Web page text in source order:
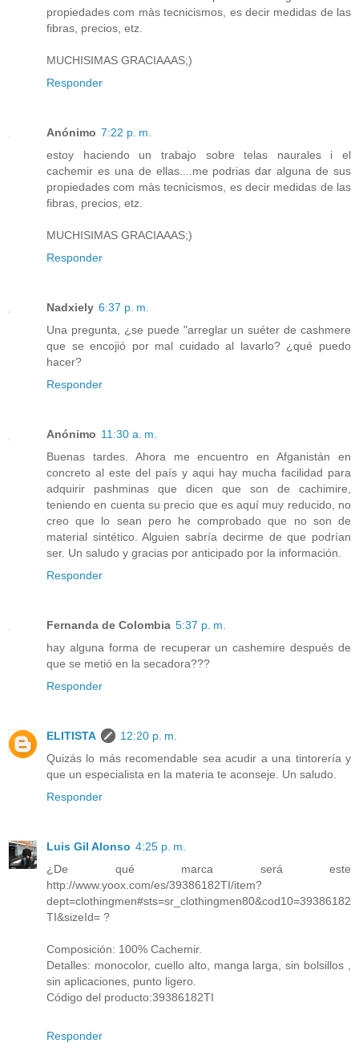
propiedades com màs tecnicismos, es decir medidas de las
fibras, precios, etz.
MUCHISIMAS GRACIAAAS;)
Responder
Anónimo 7:22 p. m.
estoy haciendo un trabajo sobre telas naurales i el
cachemir es una de ellas....me podrias dar alguna de sus
propiedades com màs tecnicismos, es decir medidas de las
fibras, precios, etz.
MUCHISIMAS GRACIAAAS;)
Responder
Nadxiely 6:37 p. m.
Una pregunta, ¿se puede "arreglar un suéter de cashmere
que se encojió por mal cuidado al lavarlo? ¿qué puedo
hacer?
Responder
Anónimo 11:30 a. m.
Buenas tardes. Ahora me encuentro en Afganistán en
concreto al este del país y aqui hay mucha facilidad para
adquirir pashminas que dicen que son de cachimire,
teniendo en cuenta su precio que es aquí muy reducido, no
creo que lo sean pero he comprobado que no son de
material sintético. Alguien sabría decirme de que podrían
ser. Un saludo y gracias por anticipado por la información.
Responder
Fernanda de Colombia 5:37 p. m.
hay alguna forma de recuperar un cashemire después de
que se metió en la secadora???
Responder
ELITISTA
12:20 p. m.
Quizás lo más recomendable sea acudir a una tintorería y
que un especialista en la materia te aconseje. Un saludo.
Responder
Luis Gil Alonso 4:25 p. m.
¿De qué marca será este
http://www.yoox.com/es/39386182TI/item?
dept=clothingmen#sts=sr_clothingmen80&cod10=39386182
TI&sizeId= ?
Composición: 100% Cachemir.
Detalles: monocolor, cuello alto, manga larga, sin bolsillos ,
sin aplicaciones, punto ligero.
Código del producto:39386182TI
Responder